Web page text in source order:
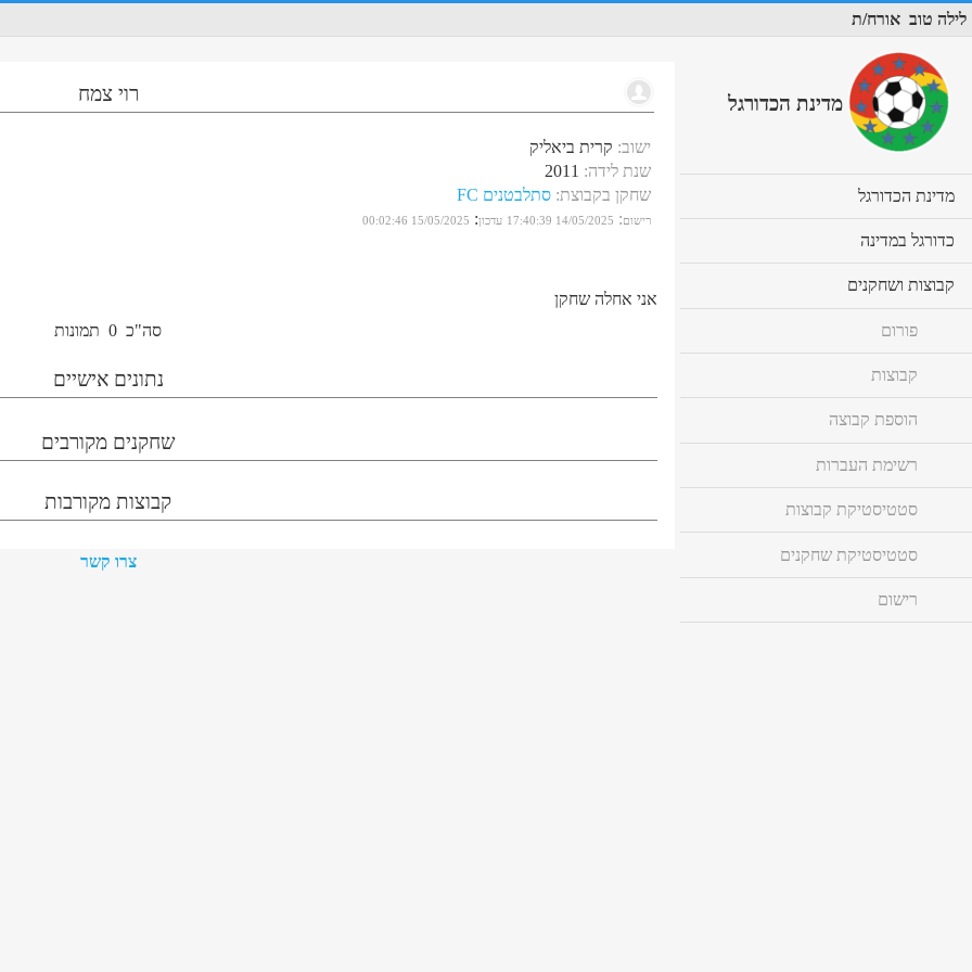
לילה טוב אורח/ת
רוי צמח
ישוב: קרית ביאליק
שנת לידה:
2011
שחקן בקבוצת: סתלבטנים FC
רישום:
14/05/2025 17:40:39 עדכון:
15/05/2025 00:02:46
אני אחלה שחקן
סה"כ 0 תמונות
נתונים אישיים
שחקנים מקורבים
קבוצות מקורבות
צרו קשר
מדינת הכדורגל
מדינת הכדורגל
to
כדורגל במדינה
to
קבוצות ושחקנים
to
פורום
קבוצות
הוספת קבוצה
רשימת העברות
סטטיסטיקת קבוצות
סטטיסטיקת שחקנים
רישום